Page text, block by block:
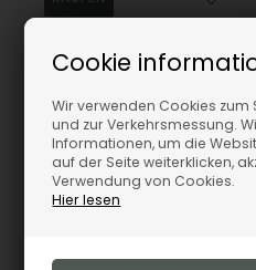
Cookie
Wir verwenden Cookies
und zur Verkehrsmessung.
Informationen, um die
auf der Seite weiterklicken,
Verwendung von Cookies.
Hier lesen
Artikel bestellen
19%